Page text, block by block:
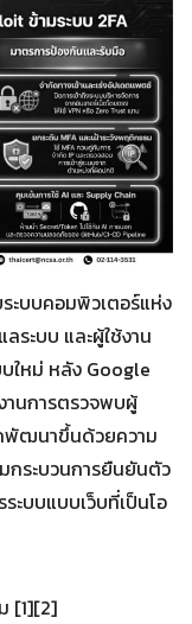
ะบบคอมพิวเตอร์แห่ง
ระบบ และผู้ใช้งาน
ใหม่ หลัง Google
านการตรวจพบผู้
พัฒนาขึ้นด้วยความ
ระบวนการยืนยันตัว
ะบบแบบเว็บที่เป็นโอ
[1][2]